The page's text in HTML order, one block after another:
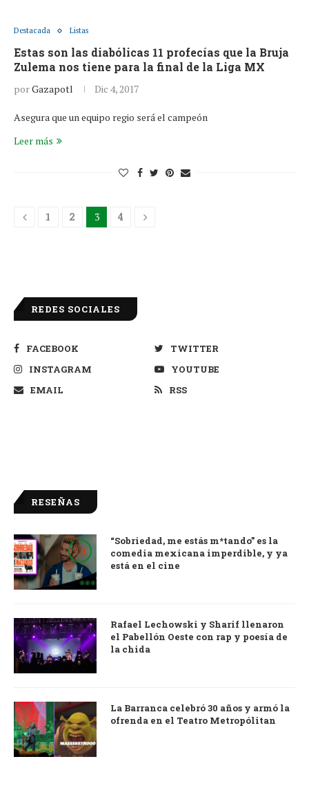
Destacada Listas
Estas son las diabólicas 11 profecías que la Bruja
Zulema nos tiene para la final de la Liga MX
porGazapotl Dic 4, 2017
Asegura que un equipo regio será el campeón
Leer más
1 2 3 4
REDES SOCIALES
FACEBOOK
TWITTER
INSTAGRAM
YOUTUBE
EMAIL
RSS
RESEÑAS
9.0
“Sobriedad, me estás m*tando” es la
comedia mexicana imperdible, y ya
está en el cine
Rafael Lechowski y Sharif llenaron
el Pabellón Oeste con rap y poesía de
la chida
La Barranca celebró 30 años y armó la
ofrenda en el Teatro Metropólitan